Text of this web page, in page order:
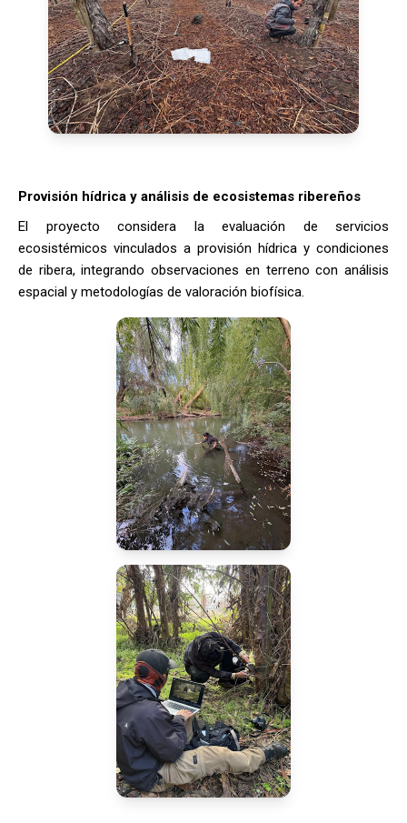
Provisión hídrica y análisis de ecosistemas ribereños
El proyecto considera la evaluación de servicios
ecosistémicos vinculados a provisión hídrica y condiciones
de ribera, integrando observaciones en terreno con análisis
espacial y metodologías de valoración biofísica.